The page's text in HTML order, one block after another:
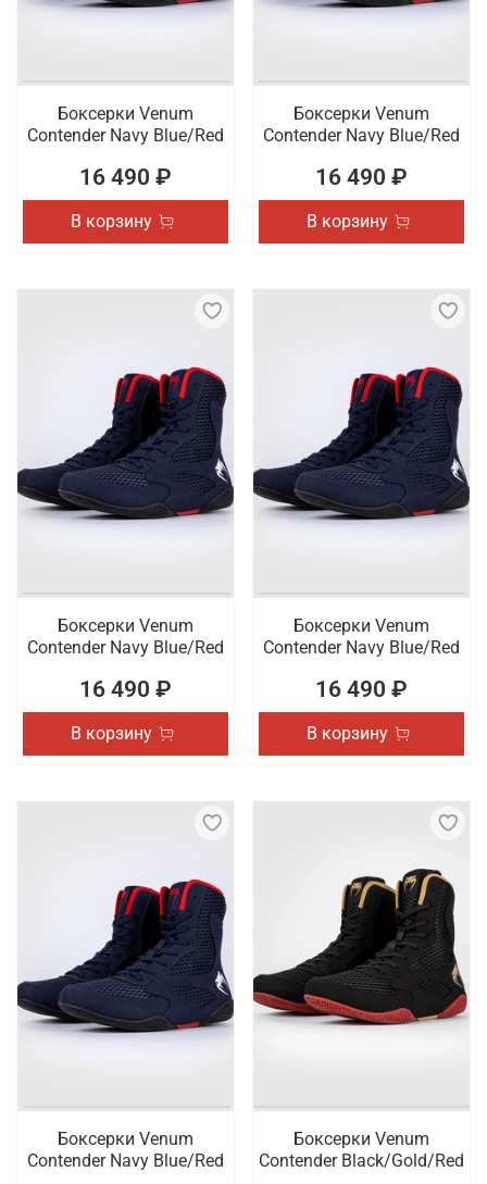
Боксерки Venum
Contender Navy Blue/Red
16 490 ₽
В корзину
Боксерки Venum
Contender Navy Blue/Red
16 490 ₽
В корзину
Боксерки Venum
Contender Navy Blue/Red
16 490 ₽
В корзину
Боксерки Venum
Contender Navy Blue/Red
16 490 ₽
В корзину
Боксерки Venum
Contender Navy Blue/Red
Боксерки Venum
Contender Black/Gold/Red